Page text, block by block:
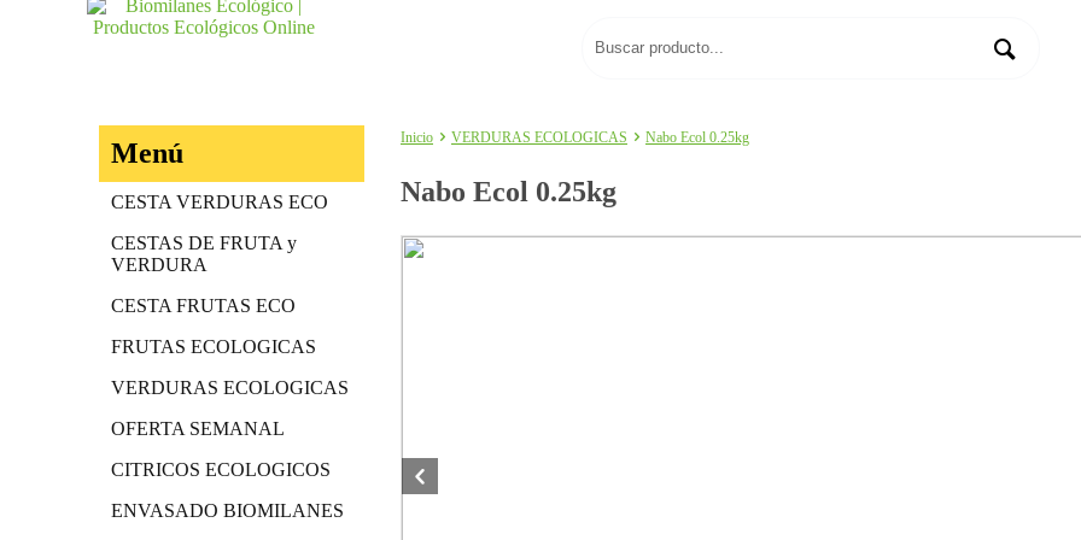
Menú
CESTA VERDURAS ECO
CESTAS DE FRUTA y
VERDURA
CESTA FRUTAS ECO
FRUTAS ECOLOGICAS
VERDURAS ECOLOGICAS
OFERTA SEMANAL
CITRICOS ECOLOGICOS
ENVASADO BIOMILANES
Inicio VERDURAS ECOLOGICAS Nabo Ecol 0.25kg
Nabo Ecol 0.25kg